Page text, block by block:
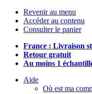
Revenir au menu
Accéder au contenu
Consulter le panier
France : Livraison
Retour gratuit
Au moins 1
Aide
Où est ma